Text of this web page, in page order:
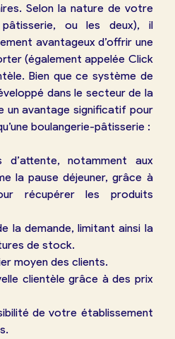
Selon la nature de votre
pâtisserie, ou les deux), il
avantageux d’offrir une
(également appelée Click
Bien que ce système de
dans le secteur de la
un avantage significatif pour
boulangerie-pâtisserie :
notamment aux
la pause déjeuner, grâce à
récupérer les produits
la demande, limitant ainsi la
de stock.
moyen des clients.
clientèle grâce à des prix
de votre établissement